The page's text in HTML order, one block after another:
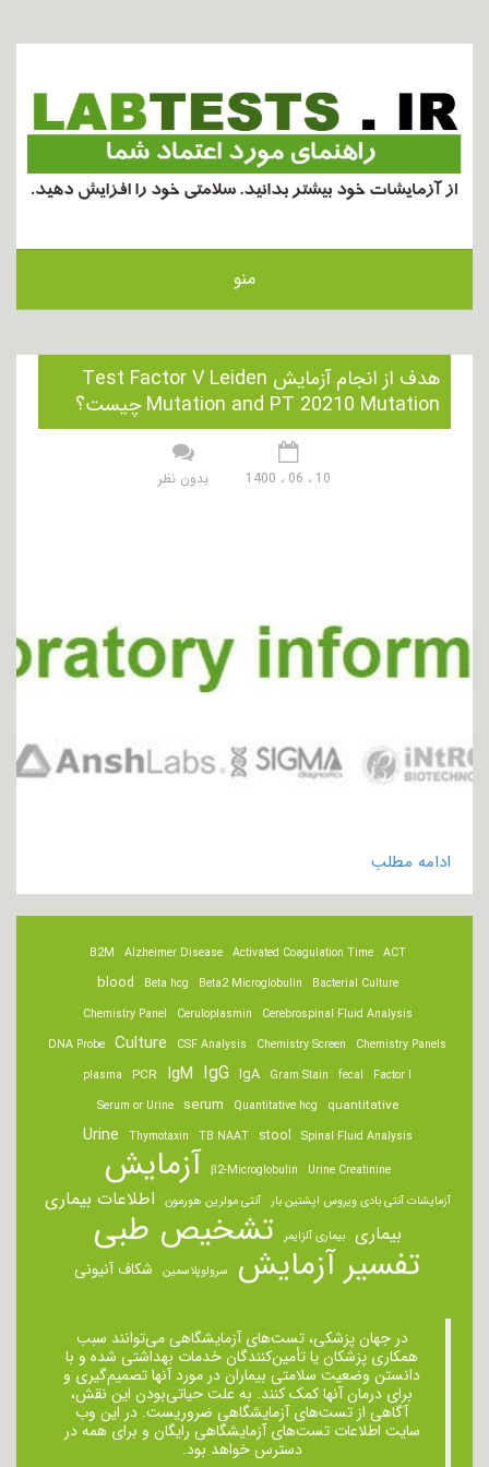
منو
هدف از انجام آزمایش Test Factor V Leiden
Mutation and PT 20210 Mutation چیست؟
10 ، 06 ، 1400 بدون نظر
ادامه مطلب
ACT
Activated Coagulation Time
Alzheimer Disease
B2M
Bacterial Culture
Beta2 Microglobulin
Beta hcg
blood
Cerebrospinal Fluid Analysis
Ceruloplasmin
Chemistry Panel
Chemistry Panels
Chemistry Screen
CSF Analysis
Culture
DNA Probe
Factor I
fecal
Gram Stain
IgA
IgG
IgM
PCR
plasma
quantitative
Quantitative hcg
serum
Serum or Urine
Spinal Fluid Analysis
stool
TB NAAT
Thymotaxin
Urine
Urine Creatinine
β2-Microglobulin آزمایش
آزمایشات آنتی بادی ویروس اپشتین بار آنتی مولرین هورمون اطلاعات بیماری
بیماری بیماری آلزایمر تشخیص طبی
تفسیر آزمایش سرولوپلاسمین شکاف آنیونی
در جهان پزشکی، تست‌های آزمایشگاهی می‌توانند سبب
همکاری پزشکان یا تأمین‌کنندگان خدمات بهداشتی شده و با
دانستن وضعیت سلامتی بیماران در مورد آنها تصمیم‌گیری و
برای درمان ‌آنها کمک کنند. به علت حیاتی‌بودن این نقش،
آگاهی از تست‌های آزمایشگاهی ضروریست. در این وب
سایت اطلاعات تست‌های آزمایشگاهی رایگان و برای همه در
دسترس خواهد بود.